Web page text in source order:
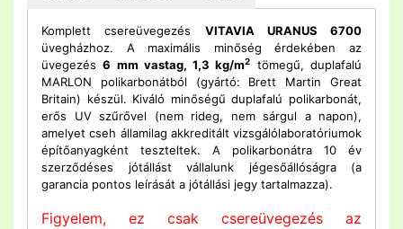
Komplett csereüvegezés VITAVIA URANUS 6700
üvegházhoz. A maximális minőség érdekében az
üvegezés6 mm vastag, 1,3 kg/m2
tömegű, duplafalú
MARLON polikarbonátból (gyártó: Brett Martin Great
Britain) készül. Kiváló minőségű duplafalú polikarbonát,
erős UV szűrővel (nem rideg, nem sárgul a napon),
amelyet cseh államilag akkreditált vizsgálólaboratóriumok
építőanyagként teszteltek. A polikarbonátra 10 év
szerződéses jótállást vállalunk jégesőállóságra (a
garancia pontos leírását a jótállási jegy tartalmazza).
Figyelem, ez csak csereüvegezés az